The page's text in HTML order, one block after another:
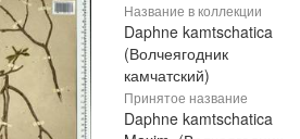
Название в коллекции
Daphne kamtschatica
(Волчеягодник
камчатский)
Принятое название
Daphne kamtschatica